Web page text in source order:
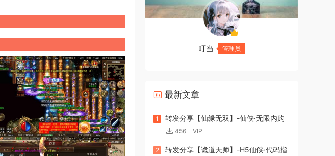
叮当 管理员
最新文章
1 转发分享【仙缘无双】-仙侠·无限内购
456 VIP
2
转发分享【诡道天师】-H5仙侠·代码指